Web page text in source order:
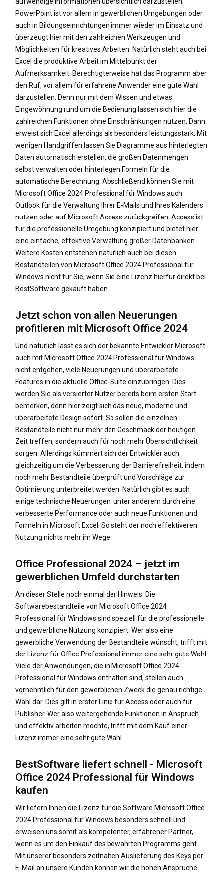
PowerPoint ist vor allem in gewerblichen Umgebungen oder
auch in Bildungseinrichtungen immer wieder im Einsatz und
überzeugt hier mit den zahlreichen Werkzeugen und
Möglichkeiten für kreatives Arbeiten. Natürlich steht auch bei
Excel die produktive Arbeit im Mittelpunkt der
Aufmerksamkeit. Berechtigterweise hat das Programm aber
den Ruf, vor allem für erfahrene Anwender eine gute Wahl
darzustellen. Denn nur mit dem Wissen und etwas
Eingewöhnung rund um die Bedienung lassen sich hier die
zahlreichen Funktionen ohne Einschränkungen nutzen. Dann
erweist sich Excel allerdings als besonders leistungsstark. Mit
wenigen Handgriffen lassen Sie Diagramme aus hinterlegten
Daten automatisch erstellen, die großen Datenmengen
selbst verwalten oder hinterlegen Formeln für die
automatische Berechnung. Abschließend können Sie mit
Microsoft Office 2024 Professional für Windows auch
Outlook für die Verwaltung Ihrer E-Mails und Ihres Kalenders
nutzen oder auf Microsoft Access zurückgreifen. Access ist
für die professionelle Umgebung konzipiert und bietet hier
eine einfache, effektive Verwaltung großer Datenbanken.
Weitere Kosten entstehen natürlich auch bei diesen
Bestandteilen von Microsoft Office 2024 Professional für
Windows nicht für Sie, wenn Sie eine Lizenz hierfür direkt bei
BestSoftware gekauft haben.
Jetzt schon von allen Neuerungen
profitieren mit Microsoft Office 2024
Und natürlich lässt es sich der bekannte Entwickler Microsoft
auch mit Microsoft Office 2024 Professional für Windows
nicht entgehen, viele Neuerungen und überarbeitete
Features in die aktuelle Office-Suite einzubringen. Dies
werden Sie als versierter Nutzer bereits beim ersten Start
bemerken, denn hier zeigt sich das neue, moderne und
überarbeitete Design sofort. So sollen die einzelnen
Bestandteile nicht nur mehr den Geschmack der heutigen
Zeit treffen, sondern auch für noch mehr Übersichtlichkeit
sorgen. Allerdings kümmert sich der Entwickler auch
gleichzeitig um die Verbesserung der Barrierefreiheit, indem
noch mehr Bestandteile überprüft und Vorschläge zur
Optimierung unterbreitet werden. Natürlich gibt es auch
einige technische Neuerungen, unter anderem durch eine
verbesserte Performance oder auch neue Funktionen und
Formeln in Microsoft Excel. So steht der noch effektiveren
Nutzung nichts mehr im Wege.
Office Professional 2024 – jetzt im
gewerblichen Umfeld durchstarten
An dieser Stelle noch einmal der Hinweis: Die
Softwarebestandteile von Microsoft Office 2024
Professional für Windows sind speziell für die professionelle
und gewerbliche Nutzung konzipiert. Wer also eine
gewerbliche Verwendung der Bestandteile wünscht, trifft mit
der Lizenz für Office Professional immer eine sehr gute Wahl.
Viele der Anwendungen, die in Microsoft Office 2024
Professional für Windows enthalten sind, stellen auch
vornehmlich für den gewerblichen Zweck die genau richtige
Wahl dar. Dies gilt in erster Linie für Access oder auch für
Publisher. Wer also weitergehende Funktionen in Anspruch
und effektiv arbeiten möchte, trifft mit dem Kauf einer
Lizenz immer eine sehr gute Wahl.
BestSoftware liefert schnell - Microsoft
Office 2024 Professional für Windows
kaufen
Wir liefern Ihnen die Lizenz für die Software Microsoft Office
2024 Professional für Windows besonders schnell und
erweisen uns somit als kompetenter, erfahrener Partner,
wenn es um den Einkauf des bewährten Programms geht.
Mit unserer besonders zeitnahen Auslieferung des Keys per
E-Mail an unsere Kunden können wir die hohen Ansprüche